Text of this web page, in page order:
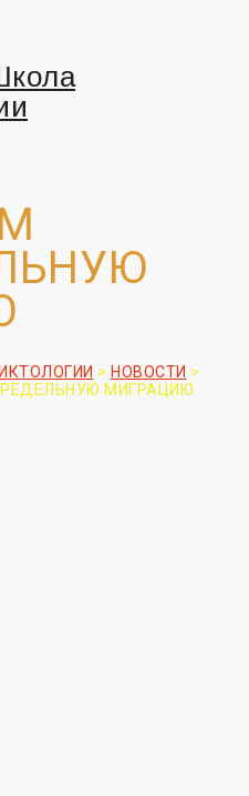
> НОВОСТИ >
МИГРАЦИЮ